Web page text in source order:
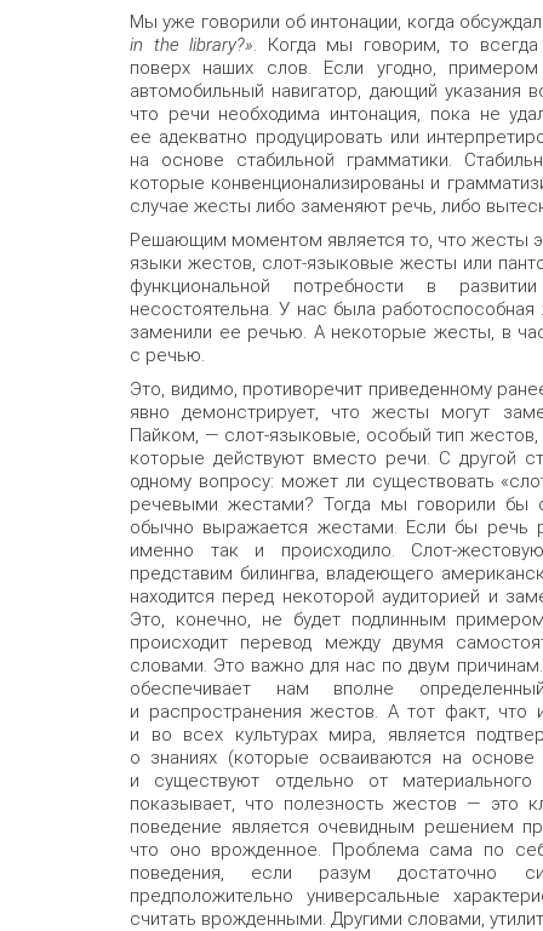
Мы уже говорили об интонации, когда
in the library?». Когда мы говорим, то
поверх наших слов. Если угодно,
автомобильный навигатор, дающий указания
что речи необходима интонация, пока не
ее адекватно продуцировать или
на основе стабильной грамматики.
которые конвенционализированы и
случае жесты либо заменяют речь, либо
Решающим моментом является то, что жесты
языки жестов, слот-языковые жесты или
функциональной потребности в
несостоятельна. У нас была
заменили ее речью. А некоторые жесты, в
с речью.
Это, видимо, противоречит приведенному
явно демонстрирует, что жесты могут
Пайком, — слот-языковые, особый тип
которые действуют вместо речи. С другой
одному вопросу: может ли существовать
речевыми жестами? Тогда мы говорили бы
обычно выражается жестами. Если бы речь
именно так и происходило. Слот-
представим билингва, владеющего
находится перед некоторой аудиторией и
Это, конечно, не будет подлинным
происходит перевод между двумя
словами. Это важно для нас по двум
обеспечивает нам вполне
и распространения жестов. А тот факт,
и во всех культурах мира, является
о знаниях (которые осваиваются на
и существуют отдельно от
показывает, что полезность жестов — это
поведение является очевидным решением
что оно врожденное. Проблема сама по
поведения, если разум достаточно
предположительно универсальные
считать врожденными. Другими словами,